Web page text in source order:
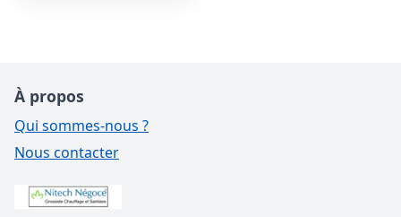
À propos
Qui sommes-nous ?
Nous contacter